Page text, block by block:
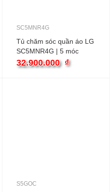
SC5MNR4G
Tủ chăm sóc quần áo LG
SC5MNR4G | 5 móc
32.900.000 ₫
S5GOC